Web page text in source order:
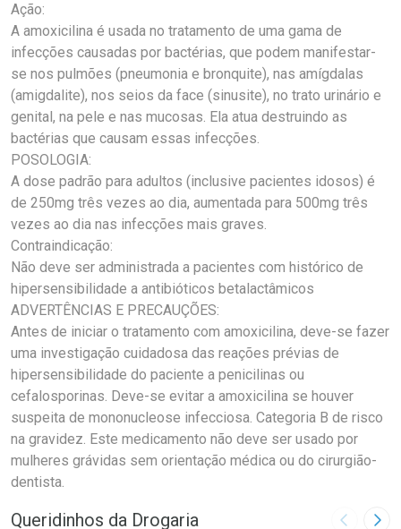
Ação:
A amoxicilina é usada no tratamento de uma gama de
infecções causadas por bactérias, que podem manifestar-
se nos pulmões (pneumonia e bronquite), nas amígdalas
(amigdalite), nos seios da face (sinusite), no trato urinário e
genital, na pele e nas mucosas. Ela atua destruindo as
bactérias que causam essas infecções.
POSOLOGIA:
A dose padrão para adultos (inclusive pacientes idosos) é
de 250mg três vezes ao dia, aumentada para 500mg três
vezes ao dia nas infecções mais graves.
Contraindicação:
Não deve ser administrada a pacientes com histórico de
hipersensibilidade a antibióticos betalactâmicos
ADVERTÊNCIAS E PRECAUÇÕES:
Antes de iniciar o tratamento com amoxicilina, deve-se fazer
uma investigação cuidadosa das reações prévias de
hipersensibilidade do paciente a penicilinas ou
cefalosporinas. Deve-se evitar a amoxicilina se houver
suspeita de mononucleose infecciosa. Categoria B de risco
na gravidez. Este medicamento não deve ser usado por
mulheres grávidas sem orientação médica ou do cirurgião-
dentista.
Queridinhos da Drogaria